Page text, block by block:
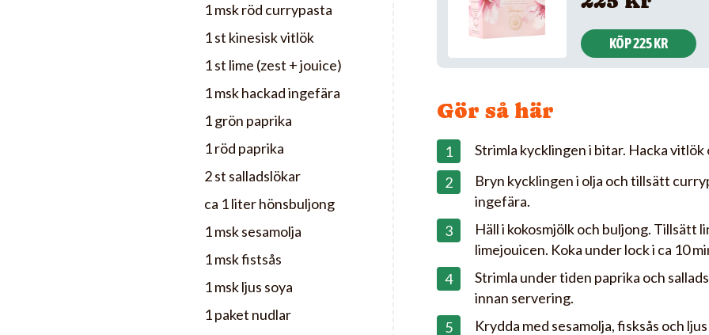
1 msk röd currypasta
1 st kinesisk vitlök
1 st lime (zest + jouice)
1 msk hackad ingefära
1 grön paprika
1 röd paprika
2 st salladslökar
ca 1 liter hönsbuljong
1 msk sesamolja
1 msk fistsås
1 msk ljus soya
1 paket nudlar
KÖP 225 KR
Gör så här
Strimla kycklingen i bitar. Hacka vitlök
Bryn kycklingen i olja och tillsätt
ingefära.
Häll i kokosmjölk och buljong. Tillsätt
limejouicen. Koka under lock i ca 10
Strimla under tiden paprika och
innan servering.
Krydda med sesamolja, fisksås och ljus